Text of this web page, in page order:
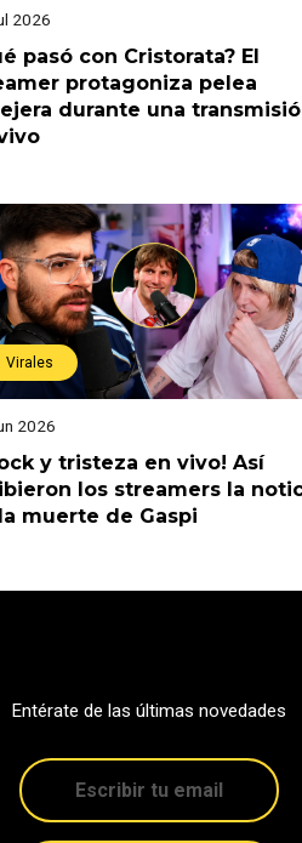
2026
pasó con Cristorata? El
protagoniza pelea
durante una
Virales
2026
y tristeza en vivo! Así
los streamers la
muerte de Gaspi
Entérate de las últimas novedades